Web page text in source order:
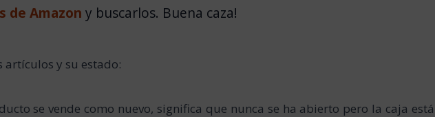
de Amazon y buscarlos. Buena caza!
artículos y su estado:
se vende como nuevo, significa que nunca se ha abierto pero la caja está